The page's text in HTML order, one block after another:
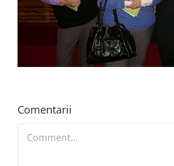
Comentarii
Comment